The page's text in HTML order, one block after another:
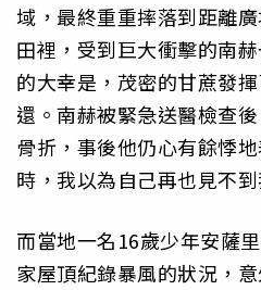
域，最終重重摔落到距離
田裡，受到巨大衝擊的南
的大幸是，茂密的甘蔗發
還。南赫被緊急送醫檢查
骨折，事後他仍心有餘悸
時，我以為自己再也見不
而當地一名16歲少年安薩
家屋頂紀錄暴風的狀況，